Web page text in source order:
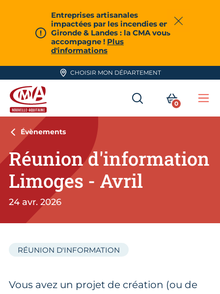
Entreprises artisanales
impactées par les incendies en
Gironde & Landes : la CMA vous
accompagne ! Plus
d'informations
Fermer
CHOISIR MON DÉPARTEMENT
CMA Nouvelle-Aquitaine
RECHERCHER
MON
0
Évènements
Réunion d'information
Limoges - Avril
24 avr. 2026
RÉUNION D'INFORMATION
Vous avez un projet de création (ou de